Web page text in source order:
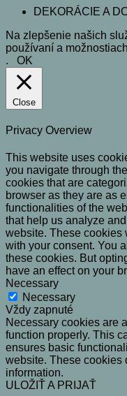
DEKORÁCIE A
Na zlepšenie našich
používaní a
. OK
Close
Privacy Overview
This website uses
you navigate through
cookies that are
browser as they are as
functionalities of the
that help us analyze
website. These cookies
with your consent. You
these cookies. But
have an effect on your
Necessary
Necessary
Vždy zapnuté
Necessary cookies are
function properly. This
ensures basic
website. These cookies
information.
ULOŽIŤ A PRIJAŤ